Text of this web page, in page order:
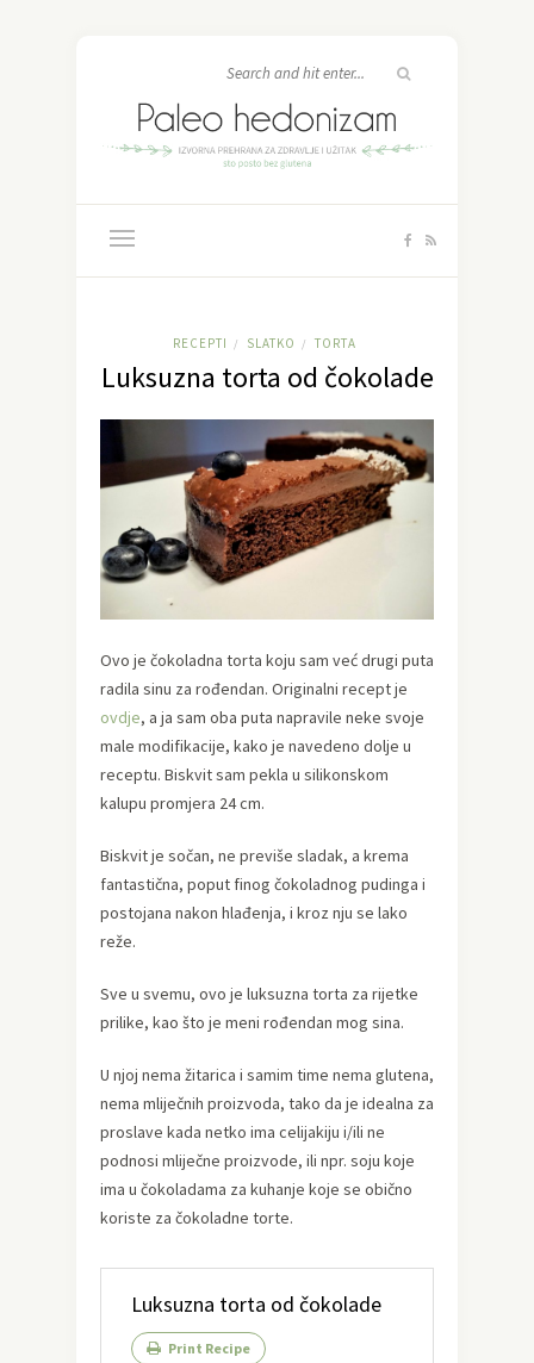
RECEPTI / SLATKO / TORTA
Luksuzna torta od čokolade
Ovo je čokoladna torta koju sam već drugi puta
radila sinu za rođendan. Originalni recept je
ovdje, a ja sam oba puta napravile neke svoje
male modifikacije, kako je navedeno dolje u
receptu. Biskvit sam pekla u silikonskom
kalupu promjera 24 cm.
Biskvit je sočan, ne previše sladak, a krema
fantastična, poput finog čokoladnog pudinga i
postojana nakon hlađenja, i kroz nju se lako
reže.
Sve u svemu, ovo je luksuzna torta za rijetke
prilike, kao što je meni rođendan mog sina.
U njoj nema žitarica i samim time nema glutena,
nema mliječnih proizvoda, tako da je idealna za
proslave kada netko ima celijakiju i/ili ne
podnosi mliječne proizvode, ili npr. soju koje
ima u čokoladama za kuhanje koje se obično
koriste za čokoladne torte.
Luksuzna torta od čokolade
Print Recipe